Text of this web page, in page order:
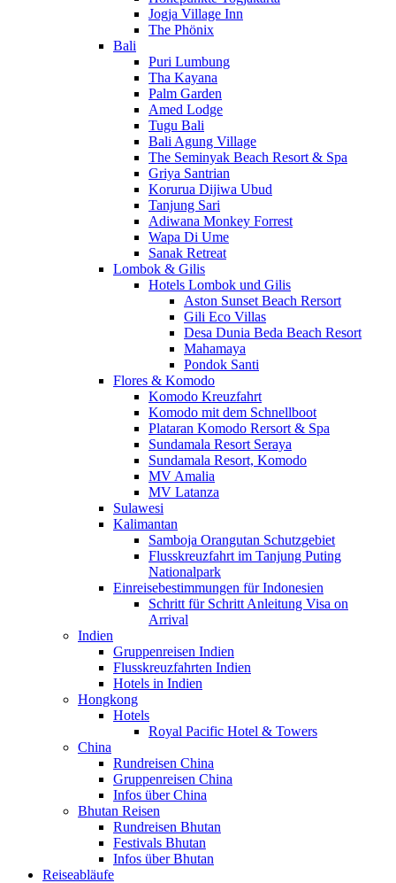
Jogja Village Inn
The Phönix
Bali
Puri Lumbung
Tha Kayana
Palm Garden
Amed Lodge
Tugu Bali
Bali Agung Village
The Seminyak Beach Resort & Spa
Griya Santrian
Korurua Dijiwa Ubud
Tanjung Sari
Adiwana Monkey Forrest
Wapa Di Ume
Sanak Retreat
Lombok & Gilis
Hotels Lombok und Gilis
Aston Sunset Beach Rersort
Gili Eco Villas
Desa Dunia Beda Beach Resort
Mahamaya
Pondok Santi
Flores & Komodo
Komodo Kreuzfahrt
Komodo mit dem Schnellboot
Plataran Komodo Rersort & Spa
Sundamala Resort Seraya
Sundamala Resort, Komodo
MV Amalia
MV Latanza
Sulawesi
Kalimantan
Samboja Orangutan Schutzgebiet
Flusskreuzfahrt im Tanjung Puting
Nationalpark
Einreisebestimmungen für Indonesien
Schritt für Schritt Anleitung Visa on
Arrival
Indien
Gruppenreisen Indien
Flusskreuzfahrten Indien
Hotels in Indien
Hongkong
Hotels
Royal Pacific Hotel & Towers
China
Rundreisen China
Gruppenreisen China
Infos über China
Bhutan Reisen
Rundreisen Bhutan
Festivals Bhutan
Infos über Bhutan
Reiseabläufe